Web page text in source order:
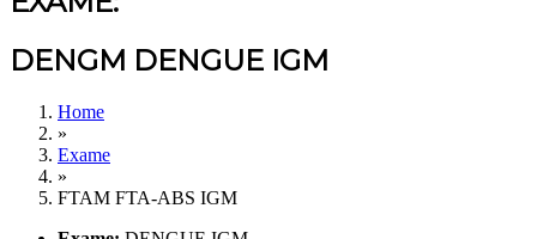
DENGM DENGUE IGM
Home
»
Exame
»
FTAM FTA-ABS IGM